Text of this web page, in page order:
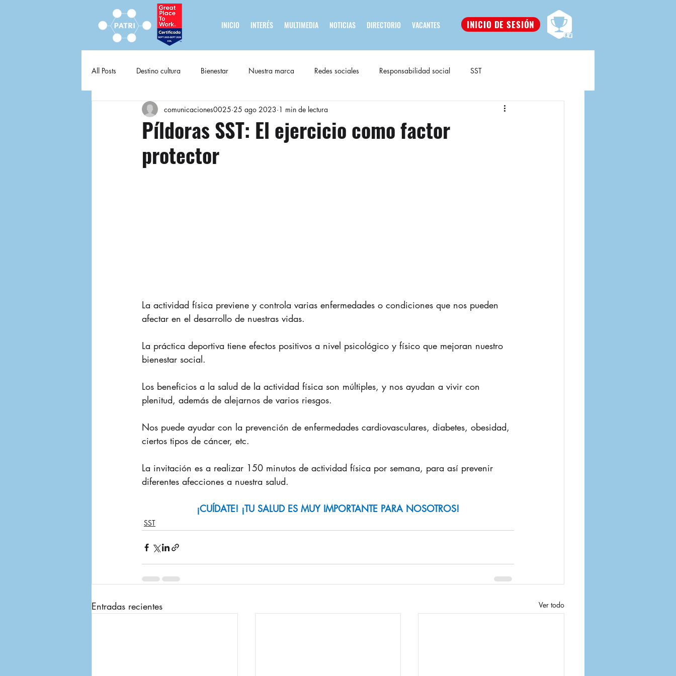
INICIO INTERÉS MULTIMEDIA NOTICIAS DIRECTORIO VACANTES INICIO DE SESIÓN
All Posts Destino cultura Bienestar Nuestra marca Redes sociales Responsabilidad social SST
Destino cultura fija
Píldoras SST: El ejercicio como factor
protector
comunicaciones0025 25 ago 2023 1 min de lectura
La actividad física previene y controla varias enfermedades o condiciones que nos pueden
afectar en el desarrollo de nuestras vidas.​
La práctica deportiva tiene efectos positivos a nivel psicológico y físico que mejoran nuestro
bienestar social.​
Los beneficios a la salud de la actividad física son múltiples, y nos ayudan a vivir con
plenitud, además de alejarnos de varios riesgos.​
Nos puede ayudar con la prevención de enfermedades cardiovasculares, diabetes, obesidad,
ciertos tipos de cáncer, etc.​
La invitación es a realizar 150 minutos de actividad física por semana, para así prevenir
diferentes afecciones a nuestra salud.
¡CUÍDATE! ¡TU SALUD ES MUY IMPORTANTE PARA NOSOTROS!
SST
Entradas recientes Ver todo